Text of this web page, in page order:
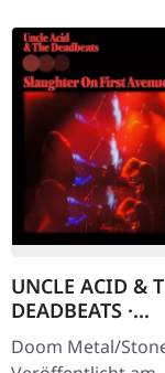
UNCLE ACID &
DEADBEATS ·
Slaughter On
Avenue | 2CD
Doom Metal/